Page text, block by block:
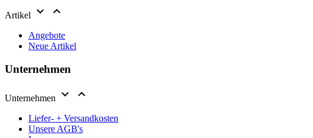
Artikel  
Angebote
Neue Artikel
Unternehmen
Unternehmen  
Liefer- + Versandkosten
Unsere AGB's